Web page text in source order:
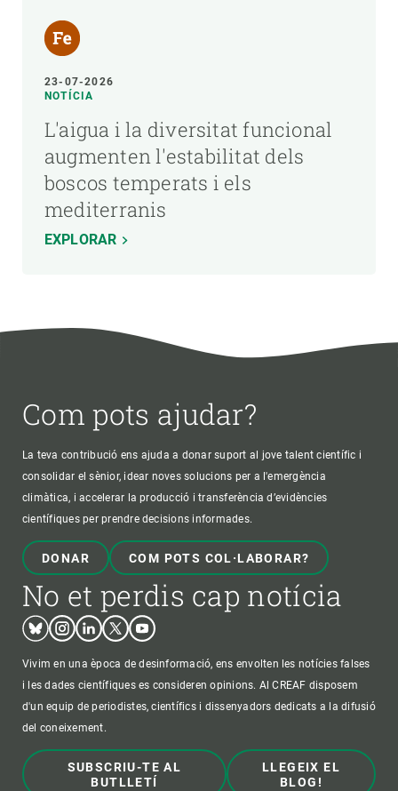
23-07-2026
NOTÍCIA
L'aigua i la diversitat funcional
augmenten l'estabilitat dels
boscos temperats i els
mediterranis
EXPLORAR
Com pots ajudar?
La teva contribució ens ajuda a donar suport al jove talent científic i
consolidar el sènior, idear noves solucions per a l'emergència
climàtica, i accelerar la producció i transferència d’evidències
científiques per prendre decisions informades.
DONAR COM POTS COL·LABORAR?
No et perdis cap notícia
BlueskyInstagram
LinkedinTwitterYoutube
Vivim en una època de desinformació, ens envolten les notícies falses
i les dades científiques es consideren opinions. Al CREAF disposem
d'un equip de periodistes, científics i dissenyadors dedicats a la difusió
del coneixement.
SUBSCRIU-TE AL
BUTLLETÍ
LLEGEIX EL
BLOG!